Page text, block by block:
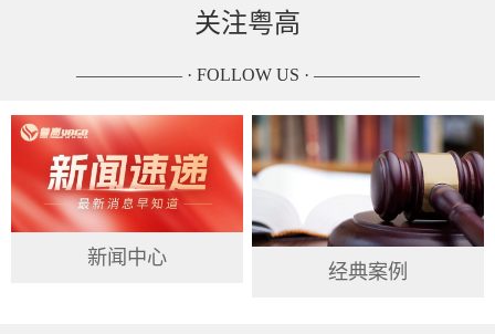
关注粤高
—————— · FOLLOW US · ——————
新闻中心
经典案例